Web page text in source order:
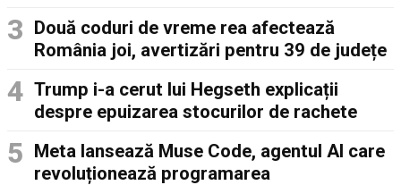
Două coduri de vreme rea afectează
România joi, avertizări pentru 39 de județe
Trump i-a cerut lui Hegseth explicații
despre epuizarea stocurilor de rachete
Meta lansează Muse Code, agentul AI care
revoluționează programarea